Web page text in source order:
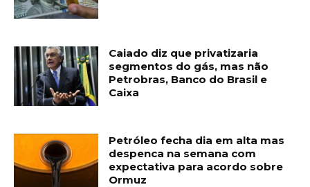
Caiado diz que privatizaria
segmentos do gás, mas não
Petrobras, Banco do Brasil e
Caixa
Petróleo fecha dia em alta mas
despenca na semana com
expectativa para acordo sobre
Ormuz